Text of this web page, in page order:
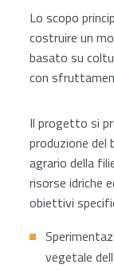
Lo scopo
costruire un
basato su
con
Il progetto si
produzione del
agrario della
risorse idriche
obiettivi
vegetale